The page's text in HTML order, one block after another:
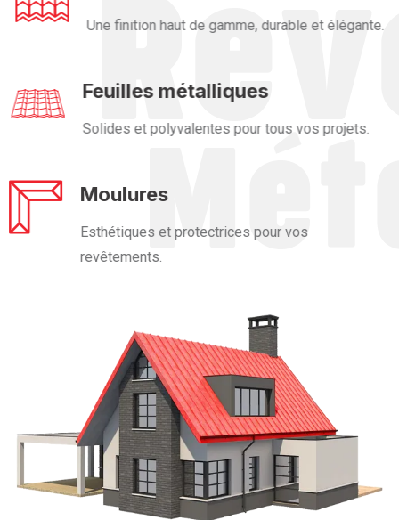
Une finition haut de gamme, durable et élégante.
Feuilles métalliques
Solides et polyvalentes pour tous vos projets.
Moulures
Esthétiques et protectrices pour vos
revêtements.